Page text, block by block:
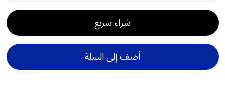
شراء سريع
أضف إلى السلة